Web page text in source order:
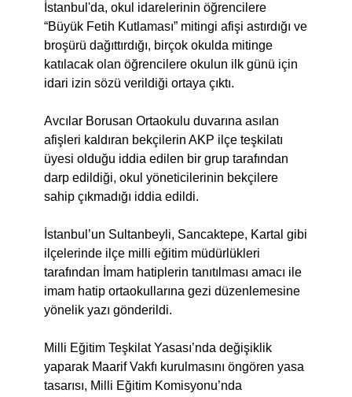
İstanbul'da, okul idarelerinin öğrencilere
“Büyük Fetih Kutlaması” mitingi afişi astırdığı ve
broşürü dağıttırdığı, birçok okulda mitinge
katılacak olan öğrencilere okulun ilk günü için
idari izin sözü verildiği ortaya çıktı.
Avcılar Borusan Ortaokulu duvarına asılan
afişleri kaldıran bekçilerin AKP ilçe teşkilatı
üyesi olduğu iddia edilen bir grup tarafından
darp edildiği, okul yöneticilerinin bekçilere
sahip çıkmadığı iddia edildi.
İstanbul’un Sultanbeyli, Sancaktepe, Kartal gibi
ilçelerinde ilçe milli eğitim müdürlükleri
tarafından İmam hatiplerin tanıtılması amacı ile
imam hatip ortaokullarına gezi düzenlemesine
yönelik yazı gönderildi.
Milli Eğitim Teşkilat Yasası’nda değişiklik
yaparak Maarif Vakfı kurulmasını öngören yasa
tasarısı, Milli Eğitim Komisyonu’nda